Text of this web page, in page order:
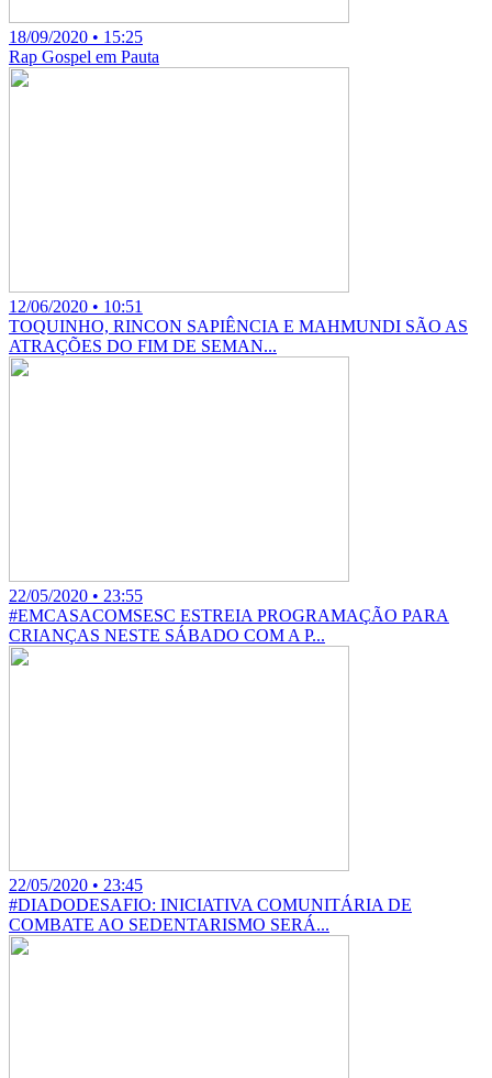
18/09/2020 • 15:25
Rap Gospel em Pauta
12/06/2020 • 10:51
TOQUINHO, RINCON SAPIÊNCIA E MAHMUNDI SÃO AS
ATRAÇÕES DO FIM DE SEMAN...
22/05/2020 • 23:55
#EMCASACOMSESC ESTREIA PROGRAMAÇÃO PARA
CRIANÇAS NESTE SÁBADO COM A P...
22/05/2020 • 23:45
#DIADODESAFIO: INICIATIVA COMUNITÁRIA DE
COMBATE AO SEDENTARISMO SERÁ...